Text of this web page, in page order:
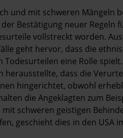
und mit schweren Mängeln
Bestätigung neuer Regeln
vollstreckt worden. Aus
geht hervor, dass die
eine Rolle
herausstellte, dass die
hingerichtet, obwohl
die Angeklagten zum
schweren geistigen
geschieht dies in den USA